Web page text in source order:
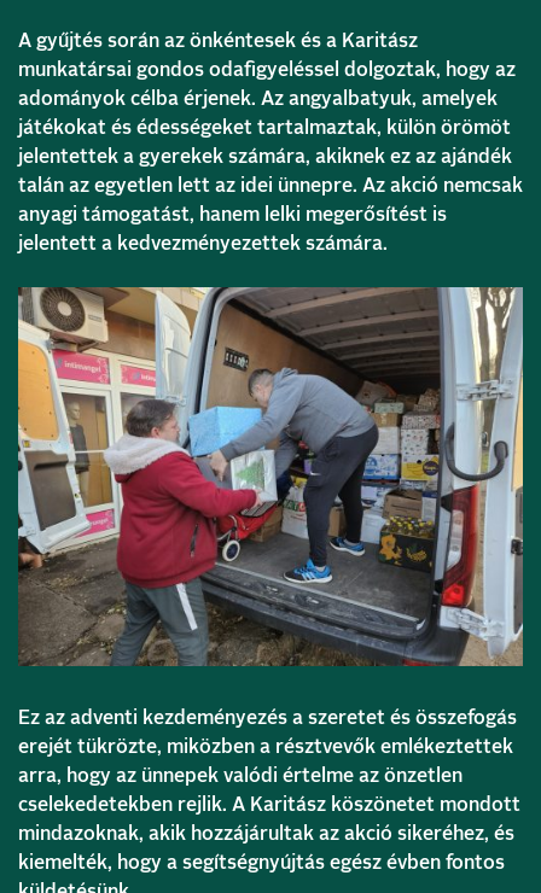
A gyűjtés során az önkéntesek és a Karitász
munkatársai gondos odafigyeléssel dolgoztak, hogy az
adományok célba érjenek. Az angyalbatyuk, amelyek
játékokat és édességeket tartalmaztak, külön örömöt
jelentettek a gyerekek számára, akiknek ez az ajándék
talán az egyetlen lett az idei ünnepre. Az akció nemcsak
anyagi támogatást, hanem lelki megerősítést is
jelentett a kedvezményezettek számára.
Ez az adventi kezdeményezés a szeretet és összefogás
erejét tükrözte, miközben a résztvevők emlékeztettek
arra, hogy az ünnepek valódi értelme az önzetlen
cselekedetekben rejlik. A Karitász köszönetet mondott
mindazoknak, akik hozzájárultak az akció sikeréhez, és
kiemelték, hogy a segítségnyújtás egész évben fontos